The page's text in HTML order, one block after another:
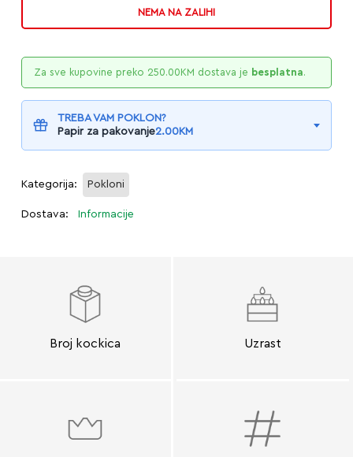
NEMA NA ZALIHI
Za sve kupovine preko 250.00 KM dostava je besplatna.
TREBA VAM POKLON?
Papir za pakovanje2.00KM
Kategorija: Pokloni
Dostava: Informacije
Broj kockica Uzrast